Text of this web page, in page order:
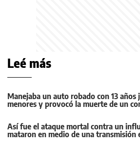
Leé más
Manejaba un auto robado con 13
menores y provocó la muerte de un
Así fue el ataque mortal contra un
mataron en medio de una transmisión